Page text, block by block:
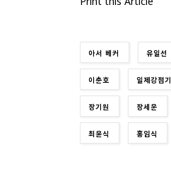
아서 베커 유일선
이춘호 일제강점기
장기원 장세운
최윤식 홍임식